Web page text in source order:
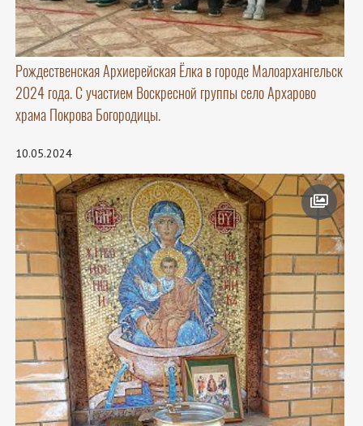
Рождественская Архиерейская Ёлка в городе Малоархангельск
2024 года. С участием Воскресной группы село Архарово
храма Покрова Богородицы.
10.05.2024